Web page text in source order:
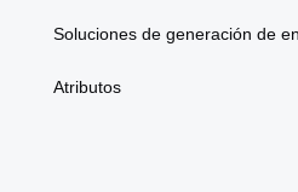
Soluciones de generación de
Atributos